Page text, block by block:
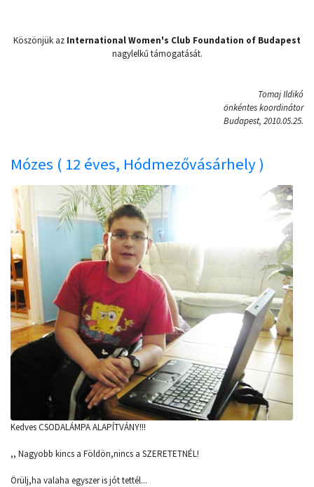
Köszönjük az International Women's Club Foundation of Budapest
nagylelkű támogatását.
Tomaj Ildikó
önkéntes koordinátor
Budapest, 2010.05.25.
Mózes ( 12 éves, Hódmezővásárhely )
Kedves CSODALÁMPA ALAPÍTVÁNY!!!
,, Nagyobb kincs a Földön,nincs a SZERETETNÉL!
Örülj,ha valaha egyszer is jót tettél...